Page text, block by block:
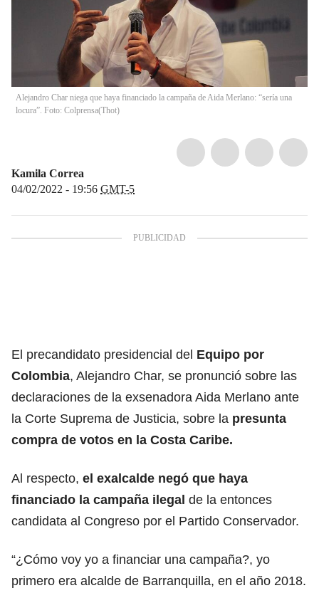
Alejandro Char niega que haya financiado la campaña de Aida Merlano: “sería una
locura”. Foto: Colprensa(Thot)
Kamila Correa
04/02/2022 - 19:56 GMT-5
El precandidato presidencial del Equipo por
Colombia, Alejandro Char, se pronunció sobre las
declaraciones de la exsenadora Aida Merlano ante
la Corte Suprema de Justicia, sobre la presunta
compra de votos en la Costa Caribe.
Al respecto, el exalcalde negó que haya
financiado la campaña ilegal de la entonces
candidata al Congreso por el Partido Conservador.
“¿Cómo voy yo a financiar una campaña?, yo
primero era alcalde de Barranquilla, en el año 2018.